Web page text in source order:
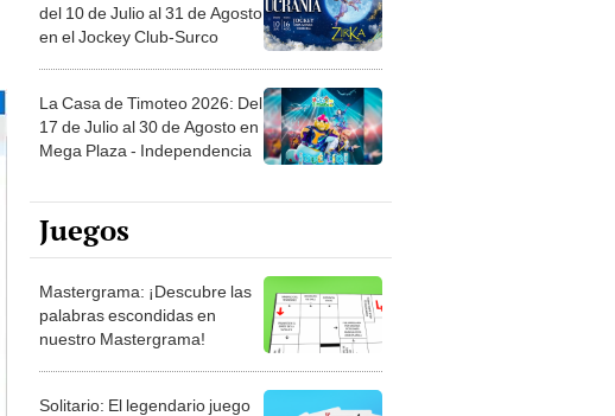
del 10 de Julio al 31 de Agosto
en el Jockey Club-Surco
La Casa de Timoteo 2026: Del
17 de Julio al 30 de Agosto en
Mega Plaza - Independencia
Juegos
Mastergrama: ¡Descubre las
palabras escondidas en
nuestro Mastergrama!
Solitario: El legendario juego